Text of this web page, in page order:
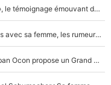
F1 : « Je lui ai fait un câlin, puis j’ai dû partir...», le témoignage émouvant de Max Verstappen sur sa fille
F1 : Charles Leclerc surpris par les paparazzis avec sa femme, les rumeurs étaient vraies !
Comme pour le final du Tour de France, Esteban Ocon propose un Grand Prix de Formule 1 à Paris : «Autour de l’Arc de Triomphe, ce serait génial» !